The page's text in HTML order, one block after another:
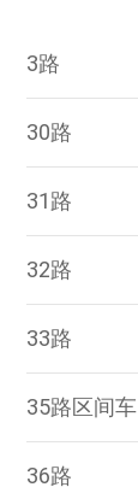
3路
30路
31路
32路
33路
35路区间车
36路